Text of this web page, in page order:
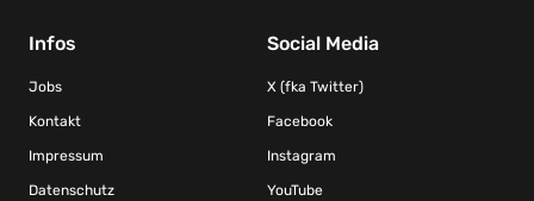
Infos
Jobs
Kontakt
Impressum
Datenschutz
Social Media
X (fka Twitter)
Facebook
Instagram
YouTube